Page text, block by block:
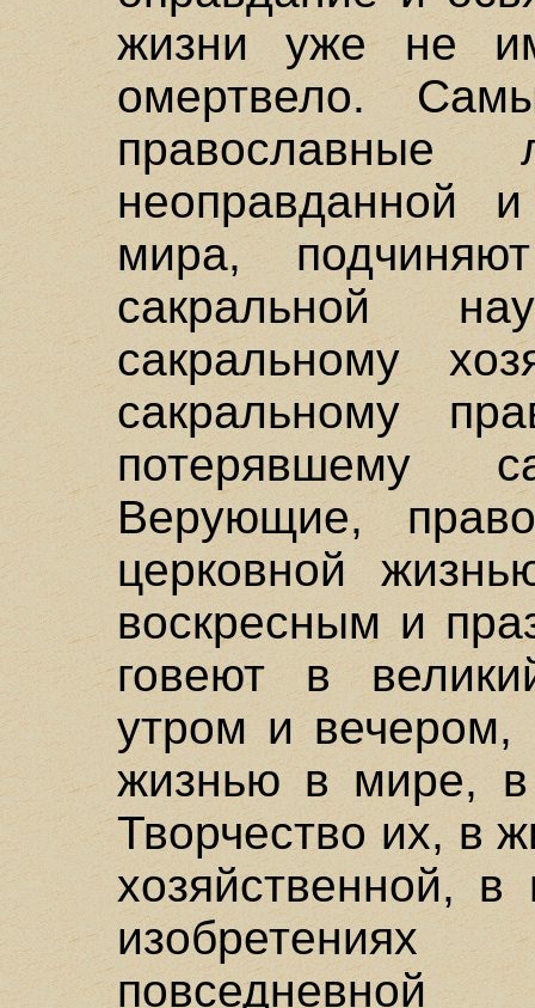
жизни уже не
омертвело.
неоправданной
мира,
сакральной
сакральному
сакральному
потерявшему
Верующие,
церковной
воскресным и
говеют в
утром и вечером,
жизнью в мире, в
Творчество их, в
хозяйственной, в